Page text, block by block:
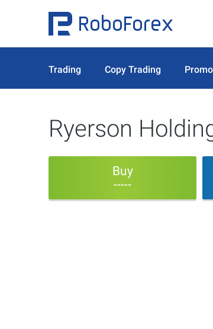
Trading Copy Trading
Ryerson
Buy
-----